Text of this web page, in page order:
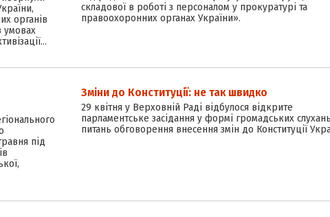
органів
умовах
складової в роботі з персоналом у прокуратурі та
правоохоронних органах України».
під
Зміни до Конституції: не так швидко
29 квітня у Верховній Раді відбулося відкрите
парламентське засідання у формі громадських
питань обговорення внесення змін до Конституції